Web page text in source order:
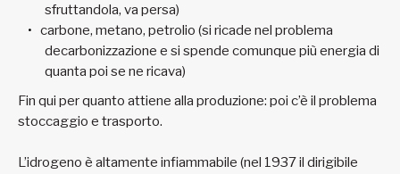
sfruttandola, va persa)
carbone, metano, petrolio (si ricade nel problema
decarbonizzazione e si spende comunque più energia di
quanta poi se ne ricava)
Fin qui per quanto attiene alla produzione: poi c’è il problema
stoccaggio e trasporto.
L’idrogeno è altamente infiammabile (nel 1937 il dirigibile